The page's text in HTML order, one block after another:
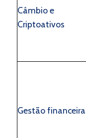
Câmbio e
Criptoativos
Gestão financeira